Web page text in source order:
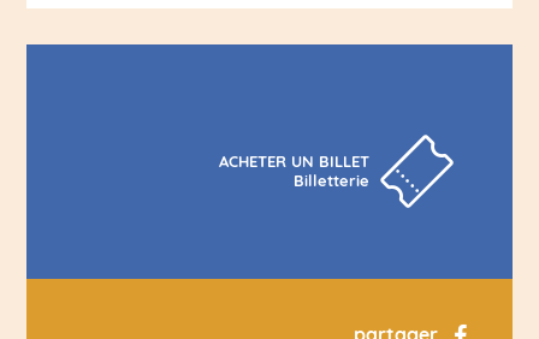
ACHETER UN BILLET
Billetterie
partager